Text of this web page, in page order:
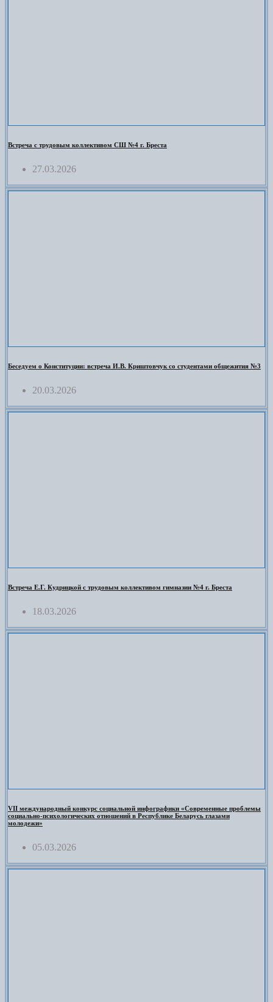
Встреча с трудовым коллективом СШ №4 г. Бреста
27.03.2026
Беседуем о Конституции: встреча И.В. Криштовчук со студентами общежития №3
20.03.2026
Встреча Е.Г. Кудрицкой с трудовым коллективом гимназии №4 г. Бреста
18.03.2026
VII международный конкурс социальной инфографики «Современные проблемы
социально-психологических отношений в Республике Беларусь глазами
молодежи»
05.03.2026